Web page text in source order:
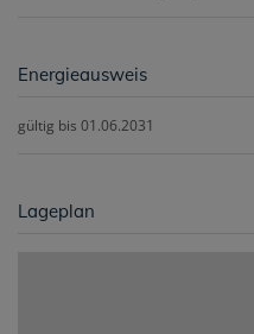
Energieausweis
gültig bis 01.06.2031
Lageplan